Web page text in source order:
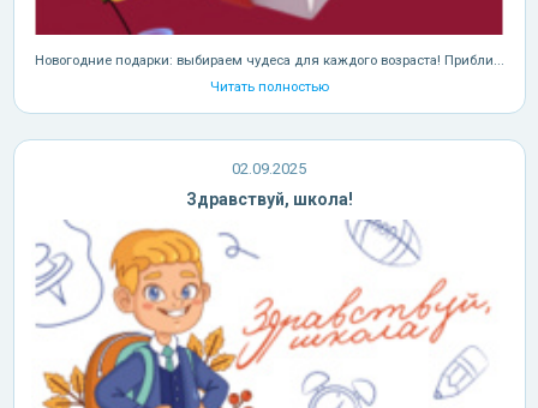
Новогодние подарки: выбираем чудеса для каждого возраста! Прибли...
Читать полностью
02.09.2025
Здравствуй, школа!